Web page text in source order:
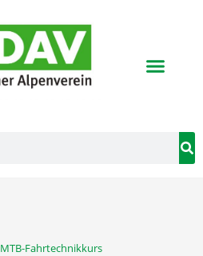
MTB-Fahrtechnikkurs